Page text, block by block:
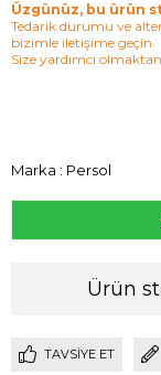
Üzgünüz, bu ürün
Tedarik durumu ve
bizimle iletişime geçin.
Size yardımcı
Marka : Persol
Ürün
TAVSIYE ET